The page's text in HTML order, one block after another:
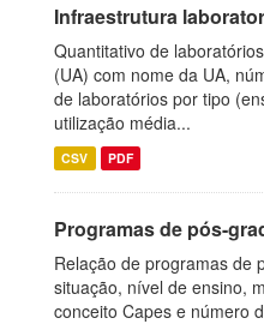
Infraestrutura
Quantitativo de
(UA) com nome da UA,
de laboratórios por tipo
utilização média...
CSV PDF
Programas de pós-
Relação de programas de
situação, nível de ensino,
conceito Capes e número